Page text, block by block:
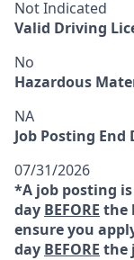
Not Indicated
Valid Driving
No
Hazardous
NA
Job Posting End
07/31/2026
*A job posting
day BEFORE the
ensure you
day BEFORE the